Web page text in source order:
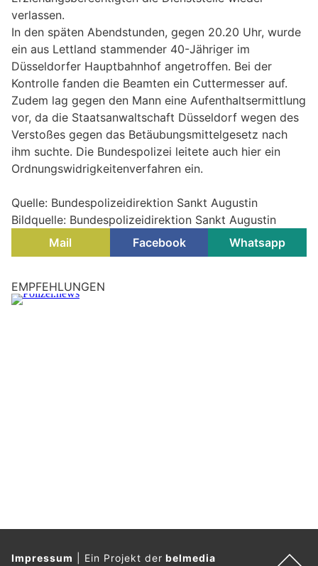
verlassen.
In den späten Abendstunden, gegen 20.20 Uhr, wurde
ein aus Lettland stammender 40-Jähriger im
Düsseldorfer Hauptbahnhof angetroffen. Bei der
Kontrolle fanden die Beamten ein Cuttermesser auf.
Zudem lag gegen den Mann eine Aufenthaltsermittlung
vor, da die Staatsanwaltschaft Düsseldorf wegen des
Verstoßes gegen das Betäubungsmittelgesetz nach
ihm suchte. Die Bundespolizei leitete auch hier ein
Ordnungswidrigkeitenverfahren ein.
Quelle: Bundespolizeidirektion Sankt Augustin
Bildquelle: Bundespolizeidirektion Sankt Augustin
Mail
Facebook Whatsapp
EMPFEHLUNGEN
Impressum Ein Projekt derbelmedia